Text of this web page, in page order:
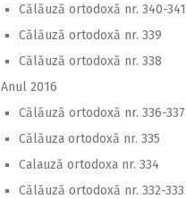
Călăuză ortodoxă nr. 340-341
Călăuză ortodoxă nr. 339
Călăuză ortodoxă nr. 338
Anul 2016
Călăuză ortodoxă nr. 336-337
Călăuza ortodoxă nr. 335
Calauză ortodoxa nr. 334
Călăuză ortodoxă nr. 332-333